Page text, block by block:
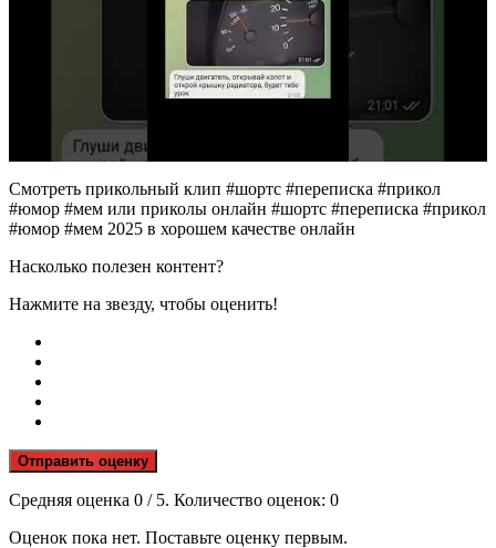
Смотреть прикольный клип #шортс #переписка #прикол
#юмор #мем или приколы онлайн #шортс #переписка #прикол
#юмор #мем 2025 в хорошем качестве онлайн
Насколько полезен контент?
Нажмите на звезду, чтобы оценить!
Отправить оценку
Средняя оценка 0 / 5. Количество оценок: 0
Оценок пока нет. Поставьте оценку первым.